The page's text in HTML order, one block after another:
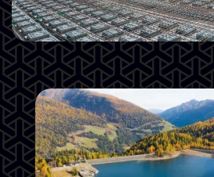
Progress AG | Zeitraffervideo
Progress AG